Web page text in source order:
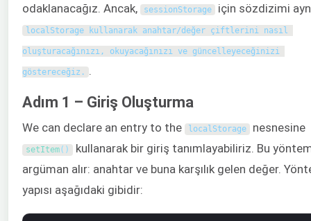
odaklanacağız. Ancak,
sessionStorage için sözdizimi
localStorage kullanarak anahtar/değer çiftlerini nasıl
oluşturacağınızı, okuyacağınızı ve güncelleyeceğinizi
göstereceğiz. .
Adım 1 – Giriş Oluşturma
We can declare an entry to the localStorage nesnesine
setItem( ) kullanarak bir giriş tanımlayabiliriz. Bu
argüman alır: anahtar ve buna karşılık gelen değer.
yapısı aşağıdaki gibidir: